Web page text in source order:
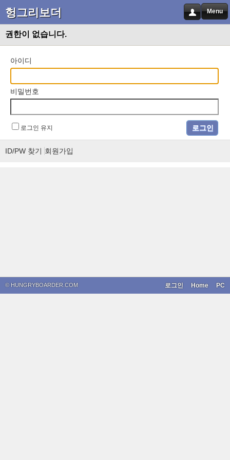
헝그리보더 Menu
권한이 없습니다.
아이디
비밀번호
로그인 유지
ID/PW 찾기 회원가입
© HUNGRYBOARDER.COM PC
Home
로그인